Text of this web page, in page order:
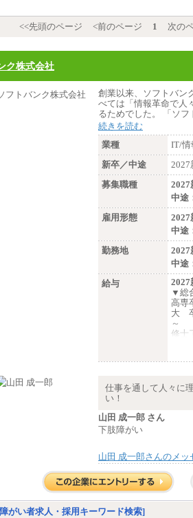
<<先頭のページ
<前のページ 1 次の
ク株式会社
創業以来、ソフトバン
べては「情報革命で人
るためでした。 「ソフ
続きを読む
業種
IT/情
新卒／中途
募集職種
2027
中途
雇用形態
2027
中途
勤務地
2027
中途
給与
2027
▼総
高専
大
～
修士
博
※卓
揮で
関
※営
※試
中途：
基本
仕事を通して人々に
い！
山田 成一郎 さん
下肢障がい
山田 成一郎さんのメッ
がい者求人・採用キーワード検索]